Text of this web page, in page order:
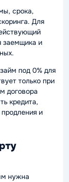
срока,
Для
заемщика и
под 0% для
только при
договора
кредита,
и
нужна